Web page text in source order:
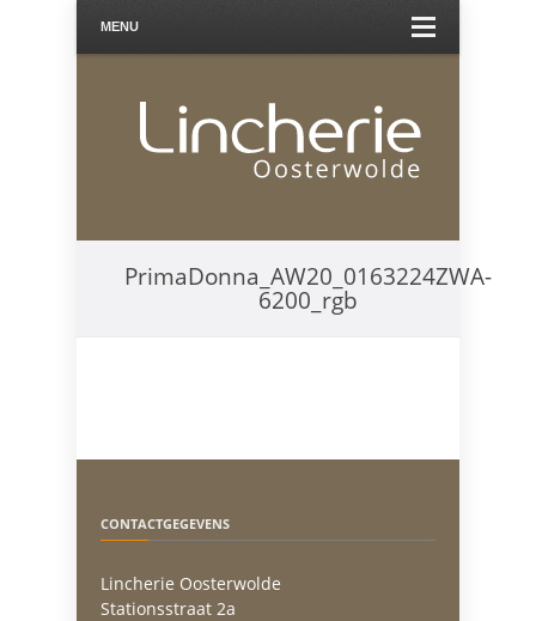
MENU
PrimaDonna_AW20_0163224ZWA-
6200_rgb
CONTACTGEGEVENS
Lincherie Oosterwolde
Stationsstraat 2a